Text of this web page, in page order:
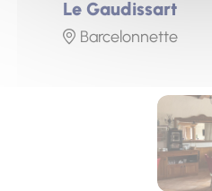
Le Gaudissart
Barcelonnette
Photo